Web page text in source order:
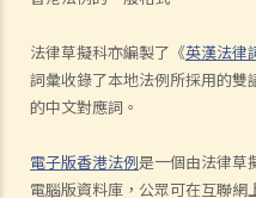
法律草擬科亦編製了《英漢法律
詞彙收錄了本地法例所採用的
的中文對應詞。
電子版香港法例是一個由法律草
電腦版資料庫，公眾可在互聯網